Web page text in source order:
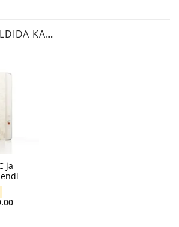
KA…
ja
Current